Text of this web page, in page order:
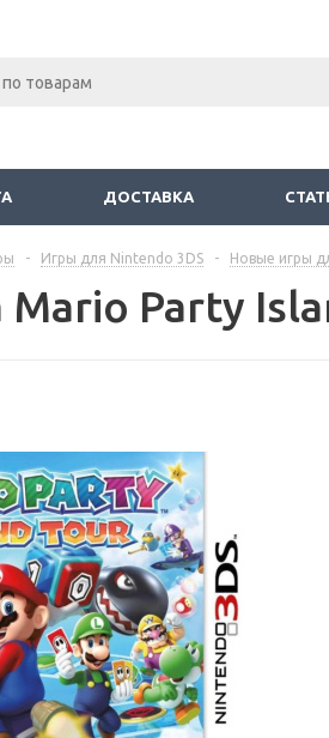
ДОСТАВКА
- Игры для Nintendo 3DS - Новые игры
Mario Party